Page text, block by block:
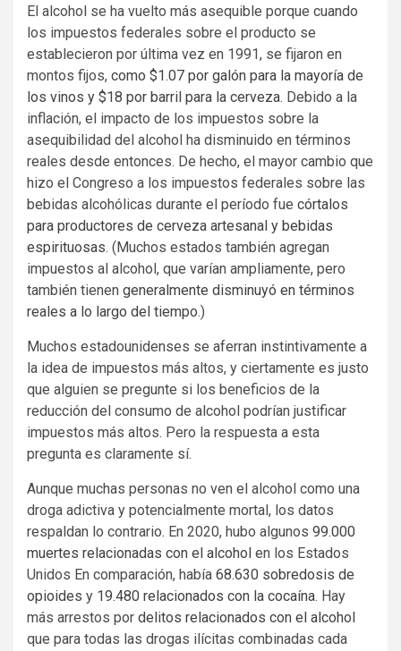
El alcohol se ha vuelto más asequible porque cuando
los impuestos federales sobre el producto se
establecieron por última vez en 1991, se fijaron en
montos fijos, como $1.07 por galón para la mayoría de
los vinos y $18 por barril para la cerveza. Debido a la
inflación, el impacto de los impuestos sobre la
asequibilidad del alcohol ha disminuido en términos
reales desde entonces. De hecho, el mayor cambio que
hizo el Congreso a los impuestos federales sobre las
bebidas alcohólicas durante el período fue córtalos
para productores de cerveza artesanal y bebidas
espirituosas. (Muchos estados también agregan
impuestos al alcohol, que varían ampliamente, pero
también tienen generalmente disminuyó en términos
reales a lo largo del tiempo.)
Muchos estadounidenses se aferran instintivamente a
la idea de impuestos más altos, y ciertamente es justo
que alguien se pregunte si los beneficios de la
reducción del consumo de alcohol podrían justificar
impuestos más altos. Pero la respuesta a esta
pregunta es claramente sí.
Aunque muchas personas no ven el alcohol como una
droga adictiva y potencialmente mortal, los datos
respaldan lo contrario. En 2020, hubo algunos 99.000
muertes relacionadas con el alcohol en los Estados
Unidos En comparación, había 68.630 sobredosis de
opioides y 19.480 relacionados con la cocaína. Hay
más arrestos por delitos relacionados con el alcohol
que para todas las drogas ilícitas combinadas cada